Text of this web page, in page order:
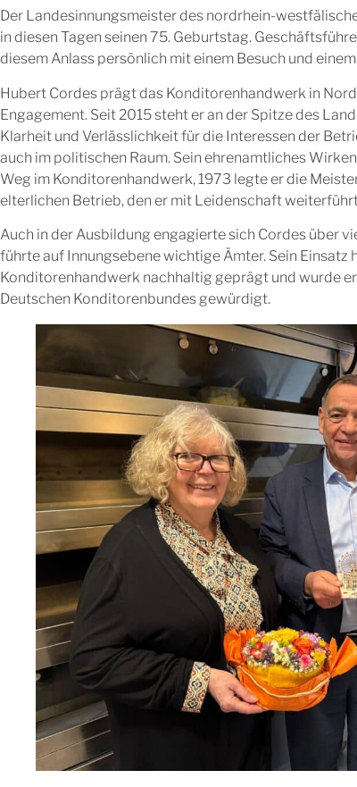
Der Landesinnungsmeister des nordrhein-
in diesen Tagen seinen 75. Geburtstag.
diesem Anlass persönlich mit einem Besuch und
Hubert Cordes prägt das Konditorenhandwerk in
Engagement. Seit 2015 steht er an der Spitze des
Klarheit und Verlässlichkeit für die Interessen der
auch im politischen Raum. Sein ehrenamtliches
Weg im Konditorenhandwerk, 1973 legte er die
elterlichen Betrieb, den er mit Leidenschaft
Auch in der Ausbildung engagierte sich Cordes über
führte auf Innungsebene wichtige Ämter. Sein Einsatz
Konditorenhandwerk nachhaltig geprägt und wurde
Deutschen Konditorenbundes gewürdigt.